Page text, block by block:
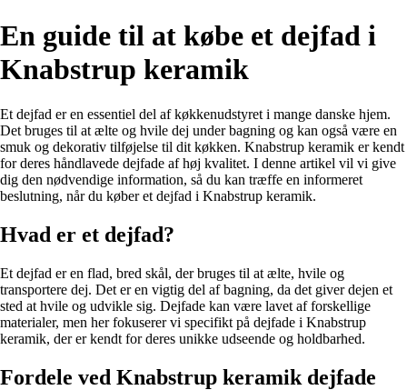
En guide til at købe et dejfad i
Knabstrup keramik
Et dejfad er en essentiel del af køkkenudstyret i mange danske hjem.
Det bruges til at ælte og hvile dej under bagning og kan også være en
smuk og dekorativ tilføjelse til dit køkken. Knabstrup keramik er kendt
for deres håndlavede dejfade af høj kvalitet. I denne artikel vil vi give
dig den nødvendige information, så du kan træffe en informeret
beslutning, når du køber et dejfad i Knabstrup keramik.
Hvad er et dejfad?
Et dejfad er en flad, bred skål, der bruges til at ælte, hvile og
transportere dej. Det er en vigtig del af bagning, da det giver dejen et
sted at hvile og udvikle sig. Dejfade kan være lavet af forskellige
materialer, men her fokuserer vi specifikt på dejfade i Knabstrup
keramik, der er kendt for deres unikke udseende og holdbarhed.
Fordele ved Knabstrup keramik dejfade